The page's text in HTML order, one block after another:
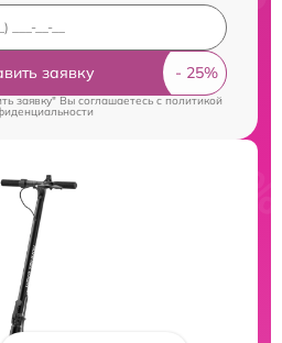
заявку
заявку" Вы соглашаетесь cполитикой